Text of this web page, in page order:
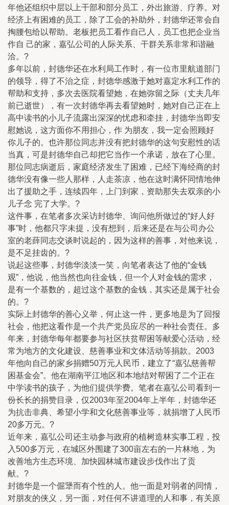
年他还组织中层以上干部和部分员工，外出旅游、疗养。对
经济上有困难的员工，除了工会的补助外，封德华还常会自
掏腰包给以帮助。老板把员工看作自己人，员工也把企业当
作自 己的家，嘉弘公司的人际关系、干群关系非常和谐融
洽。?
多年以前，封德华还在水利局工作时，有一位市里航道部门
的领导，得了不治之症，封德华感激于她对嘉定水利工作的
帮助和支持，多次去医院看望她，在她弥留之际（丈夫几年
前已逝世），有一次封德华再去看望她时，她对自己正在上
高中读书的小儿子流露出深深的忧虑和牵挂，封德华当即安
慰她说，这方面你不用担心，作 为朋友，我一定会照顾好
你儿子的。也许那位同志并没有把封德华的这句安慰性的话
当真，可是封德华自己却把它当作一个承诺，放在了心里。
那位同志病逝后，家庭经济发生了困难，已经下海经商的封
德华没有像一些人那样，人走茶凉，他在这时满怀同情地伸
出了援助之手，连续四年，上门到家，资助那失去双亲的小
儿子念 完了大学。?
这件事，在笔者多次采访封德华、询问他所做过的“好人好
事”时，他都只字未提，没有想到，后来还是在与公司办公
室的老薛同志交谈时说起的，因为这样的善事，对他来说，
是不足挂齿的。?
说起这些事，封德华淡淡一笑，向笔者表达了他的“金钱
观”，他说，他当然也向往金钱，但一个人对金钱的需求，
是有一个基数的，超过这个基数的金钱，其实还是属于社会
的。?
实际上封德华的善心义举，何止这一件，更多地是为了回报
社会，他把这看作是一个共产党员应尽的一种社会责任。多
年来，封德华每年都要参与社区扶贫帮困等献爱心活动，经
常为地方的文化建设、慈善事业和文体活动等捐款。2003
年他向自己的家乡捐赠50万元人民币，建立了“嘉弘慈善帮
困基金会”。他在湖南平江地区和本地结对帮困了二个正在
中学读书的孩子，为他们提供学费。笔者在嘉弘公司看到一
份长长的捐赞目录，仅2003年至2004年上半年，封德华还
为抗击非典、希望小学和文化慈善事业等，就捐增了人民币
20多万元。?
近年来，嘉弘公司还主动参与政府的植树造林实事工程，投
入500多万元，在城区外围建了300亩左右的一片林地，为
改善地方生态环境、加快园林城市建设步伐作出了贡
献。?
封德华是一个倔犟而有个性的人。他一面是对弱者的同情，
对朋友的侠义，另一面，对任何不讲道理的人和事，有关原